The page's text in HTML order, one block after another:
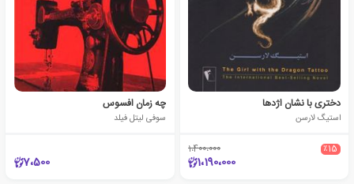
دختری با نشان اژدها
استیگ لارسن
٪15 1،400،000
1،190،000
چه زمان افسوس
سوفی لیتل فیلد
7،500